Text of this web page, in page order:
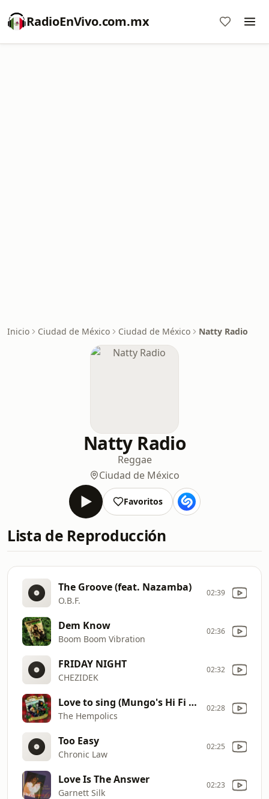
RadioEnVivo.com.mx
Inicio Ciudad de México Ciudad de México Natty Radio
Natty Radio
Reggae
Ciudad de México
Favoritos
Lista de Reproducción
The Groove (feat. Nazamba)
O.B.F.
02:39
Dem Know
Boom Boom Vibration
02:36
FRIDAY NIGHT
CHEZIDEK
02:32
Love to sing (Mungo's Hi Fi & Solo Banton remix)
The Hempolics
02:28
Too Easy
Chronic Law
02:25
Love Is The Answer
Garnett Silk
02:23